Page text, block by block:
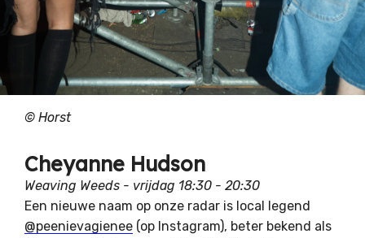
© Horst
Cheyanne Hudson
Weaving Weeds - vrijdag 18:30 - 20:30
Een nieuwe naam op onze radar is local legend
@peenievagienee (op Instagram), beter bekend als